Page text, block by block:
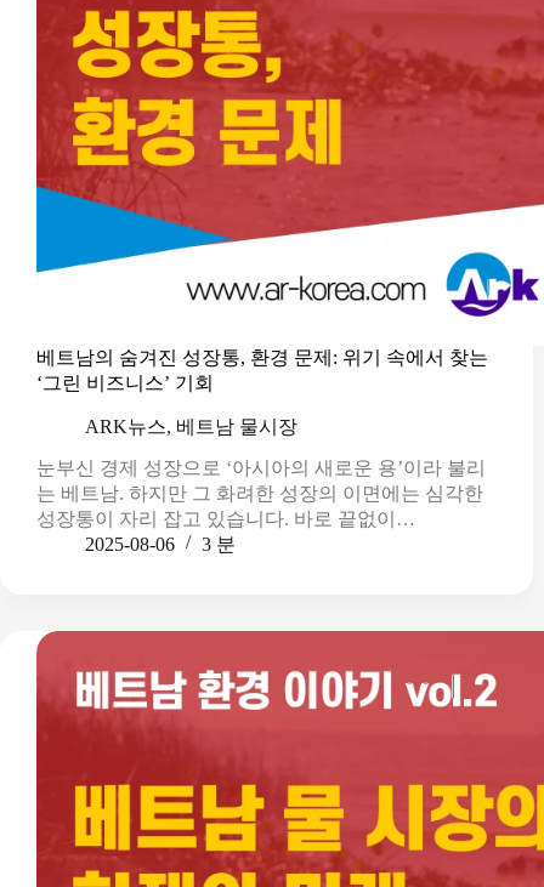
베트남의 숨겨진 성장통, 환경 문제: 위기 속에서 찾는
‘그린 비즈니스’ 기회
ARK뉴스, 베트남 물시장
눈부신 경제 성장으로 ‘아시아의 새로운 용’이라 불리
는 베트남. 하지만 그 화려한 성장의 이면에는 심각한
성장통이 자리 잡고 있습니다. 바로 끝없이…
2025-08-06
3 분